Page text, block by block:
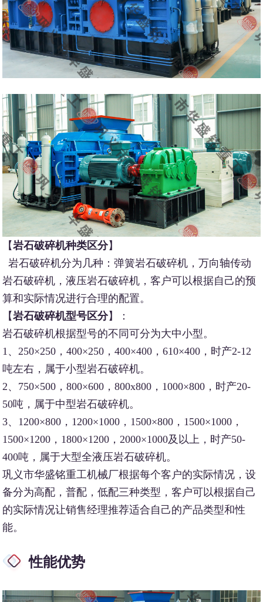
【岩石破碎机种类区分】
岩石破碎机分为几种：弹簧岩石破碎机，万向轴传动
岩石破碎机，液压岩石破碎机，客户可以根据自己的预
算和实际情况进行合理的配置。
【岩石破碎机型号区分】：
岩石破碎机根据型号的不同可分为大中小型。
1、250×250，400×250，400×400，610×400，时产2-12
吨左右，属于小型岩石破碎机。
2、750×500，800×600，800x800，1000×800，时产20-
50吨，属于中型岩石破碎机。
3、1200×800，1200×1000，1500×800，1500×1000，
1500×1200，1800×1200，2000×1000及以上，时产50-
400吨，属于大型全液压岩石破碎机。
巩义市华盛铭重工机械厂根据每个客户的实际情况，设
备分为高配，普配，低配三种类型，客户可以根据自己
的实际情况让销售经理推荐适合自己的产品类型和性
能。
性能优势